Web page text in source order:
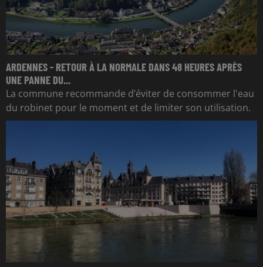
ARDENNES - RETOUR À LA NORMALE DANS 48 HEURES APRÈS
UNE PANNE DU...
La commune recommande d’éviter de consommer l'eau
du robinet pour le moment et de limiter son utilisation.